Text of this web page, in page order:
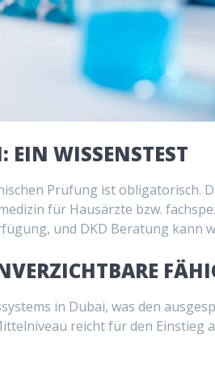
EIN WISSENSTEST
Prüfung ist
für Hausärzte bzw.
und DKD Beratung
in Dubai, was den
reicht für den